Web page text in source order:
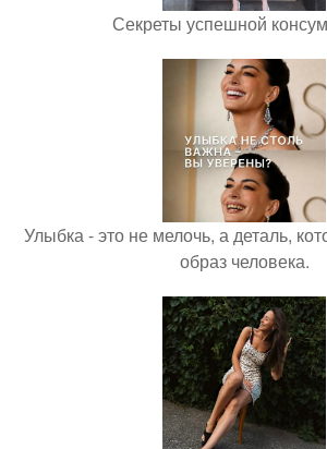
Секреты успешной
Улыбка - это не мелочь, а деталь,
образ человека.